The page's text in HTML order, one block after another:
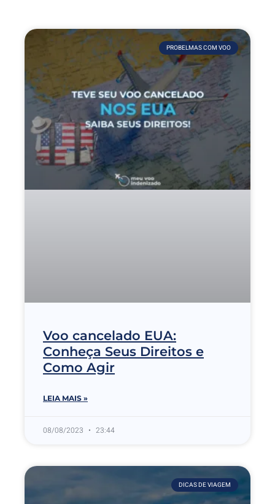
PROBELMAS COM VOO
Voo cancelado EUA:
Conheça Seus Direitos e
Como Agir
LEIA MAIS »
08/08/2023 23:44
DICAS DE VIAGEM